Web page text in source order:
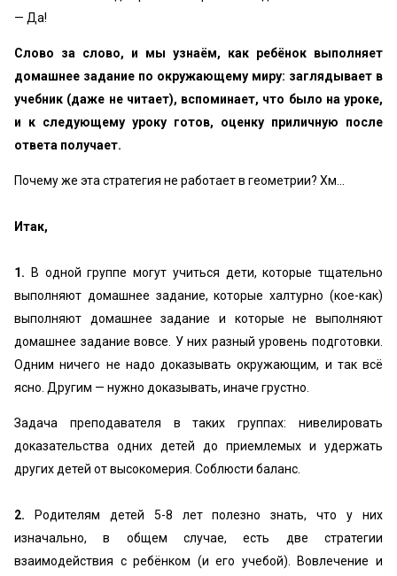
— Да!
Слово за слово, и мы узнаём, как ребёнок выполняет
домашнее задание по окружающему миру: заглядывает в
учебник (даже не читает), вспоминает, что было на уроке,
и к следующему уроку готов, оценку приличную после
ответа получает.
Почему же эта стратегия не работает в геометрии? Хм...
Итак,
1.
В одной группе могут учиться дети, которые тщательно
выполняют домашнее задание, которые халтурно (кое-как)
выполняют домашнее задание и которые не выполняют
домашнее задание вовсе. У них разный уровень подготовки.
Одним ничего не надо доказывать окружающим, и так всё
ясно. Другим — нужно доказывать, иначе грустно.
Задача преподавателя в таких группах: нивелировать
доказательства одних детей до приемлемых и удержать
других детей от высокомерия. Соблюсти баланс.
2.
Родителям детей 5-8 лет полезно знать, что у них
изначально, в общем случае, есть две стратегии
взаимодействия с ребёнком (и его учебой). Вовлечение и